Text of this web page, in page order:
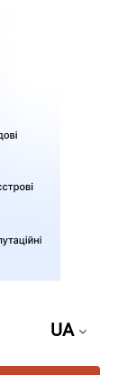
UA